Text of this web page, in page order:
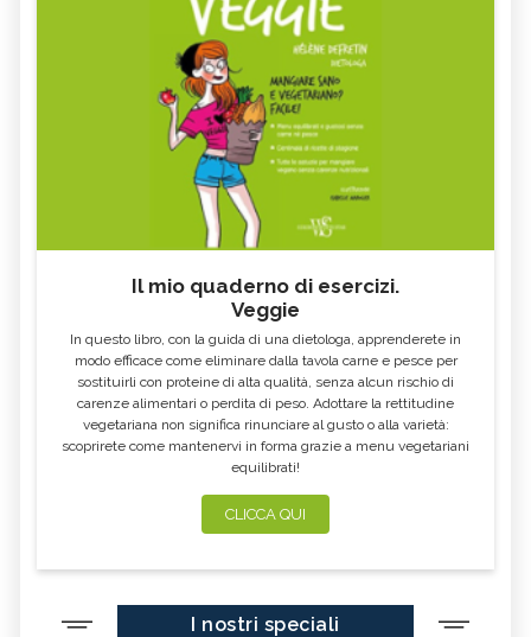
Il mio quaderno di esercizi.
Veggie
In questo libro, con la guida di una dietologa, apprenderete in
modo efficace come eliminare dalla tavola carne e pesce per
sostituirli con proteine di alta qualità, senza alcun rischio di
carenze alimentari o perdita di peso. Adottare la rettitudine
vegetariana non significa rinunciare al gusto o alla varietà:
scoprirete come mantenervi in forma grazie a menu vegetariani
equilibrati!
CLICCA QUI
I nostri speciali